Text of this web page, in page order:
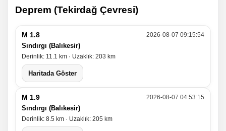
Deprem (Tekirdağ Çevresi)
M 1.8 2026-08-07 09:15:54
Sındırgı (Balıkesir)
Derinlik: 11.1 km · Uzaklık: 203 km
Haritada Göster
M 1.9 2026-08-07 04:53:15
Sındırgı (Balıkesir)
Derinlik: 8.5 km · Uzaklık: 205 km